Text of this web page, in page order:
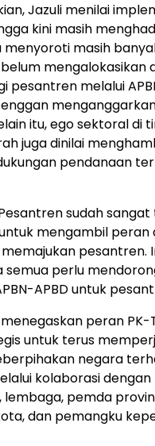
Jazuli menilai
kini masih
menyoroti masih
mengalokasikan
pesantren melalui
itu, ego sektoral di
juga dinilai
pendanaan
sudah
mengambil peran
pesantren.
semua perlu
APBD untuk
peran
untuk terus
negara
kolaborasi
pemda
dan pemangku